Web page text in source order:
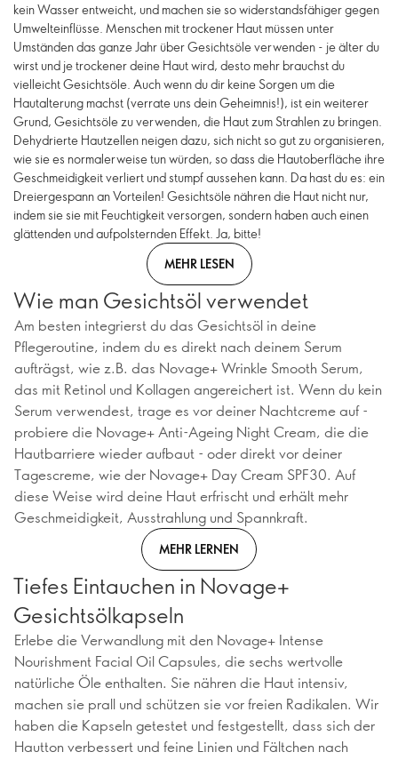
kein Wasser entweicht, und machen sie so widerstandsfähiger gegen
Umwelteinflüsse. Menschen mit trockener Haut müssen unter
Umständen das ganze Jahr über Gesichtsöle verwenden - je älter du
wirst und je trockener deine Haut wird, desto mehr brauchst du
vielleicht Gesichtsöle. Auch wenn du dir keine Sorgen um die
Hautalterung machst (verrate uns dein Geheimnis!), ist ein weiterer
Grund, Gesichtsöle zu verwenden, die Haut zum Strahlen zu bringen.
Dehydrierte Hautzellen neigen dazu, sich nicht so gut zu organisieren,
wie sie es normalerweise tun würden, so dass die Hautoberfläche ihre
Geschmeidigkeit verliert und stumpf aussehen kann. Da hast du es: ein
Dreiergespann an Vorteilen! Gesichtsöle nähren die Haut nicht nur,
indem sie sie mit Feuchtigkeit versorgen, sondern haben auch einen
glättenden und aufpolsternden Effekt. Ja, bitte!
MEHR LESEN
Wie man Gesichtsöl verwendet
Am besten integrierst du das Gesichtsöl in deine
Pflegeroutine, indem du es direkt nach deinem Serum
aufträgst, wie z.B. das Novage+ Wrinkle Smooth Serum,
das mit Retinol und Kollagen angereichert ist. Wenn du kein
Serum verwendest, trage es vor deiner Nachtcreme auf -
probiere die Novage+ Anti-Ageing Night Cream, die die
Hautbarriere wieder aufbaut - oder direkt vor deiner
Tagescreme, wie der Novage+ Day Cream SPF30. Auf
diese Weise wird deine Haut erfrischt und erhält mehr
Geschmeidigkeit, Ausstrahlung und Spannkraft.
MEHR LERNEN
Tiefes Eintauchen in Novage+
Gesichtsölkapseln
Erlebe die Verwandlung mit den Novage+ Intense
Nourishment Facial Oil Capsules, die sechs wertvolle
natürliche Öle enthalten. Sie nähren die Haut intensiv,
machen sie prall und schützen sie vor freien Radikalen. Wir
haben die Kapseln getestet und festgestellt, dass sich der
Hautton verbessert und feine Linien und Fältchen nach